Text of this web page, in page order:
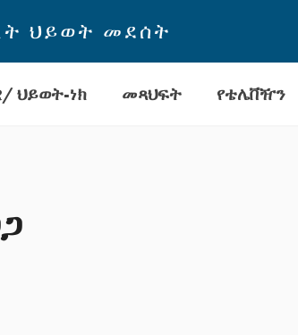
ህይወት መደሰት
ህይወት-ነክ መጻህፍት የቴሌቨዥን